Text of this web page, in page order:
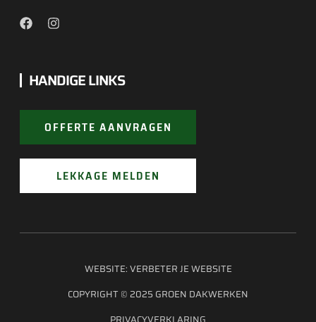
HANDIGE LINKS
OFFERTE AANVRAGEN
LEKKAGE MELDEN
COPYRIGHT © 2025 GROEN DAKWERKEN
WEBSITE:VERBETER JE WEBSITE